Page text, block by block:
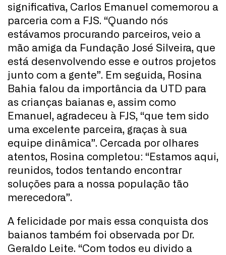
significativa, Carlos Emanuel comemorou a
parceria com a FJS. “Quando nós
estávamos procurando parceiros, veio a
mão amiga da Fundação José Silveira, que
está desenvolvendo esse e outros projetos
junto com a gente”. Em seguida, Rosina
Bahia falou da importância da UTD para
as crianças baianas e, assim como
Emanuel, agradeceu à FJS, “que tem sido
uma excelente parceira, graças à sua
equipe dinâmica”. Cercada por olhares
atentos, Rosina completou: “Estamos aqui,
reunidos, todos tentando encontrar
soluções para a nossa população tão
merecedora”.
A felicidade por mais essa conquista dos
baianos também foi observada por Dr.
Geraldo Leite. “Com todos eu divido a